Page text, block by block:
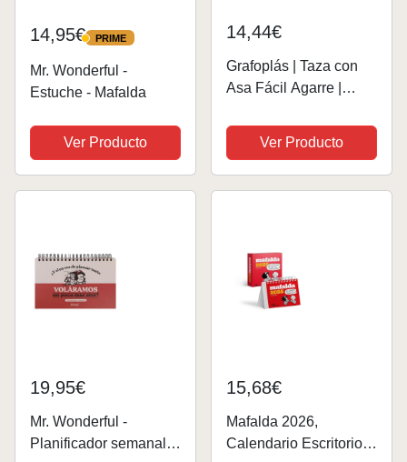
14,95€ PRIME
PRIME
Mr. Wonderful -
Estuche - Mafalda
Ver Producto
14,44€
Grafoplás | Taza con
Asa Fácil Agarre |
Cerámica | Capacidad
330ml | 9,5x8cm |
Perfecto para Tus
Ver Producto
19,95€
Mr. Wonderful -
Planificador semanal
15,68€
Mafalda 2026,
Calendario Escritorio